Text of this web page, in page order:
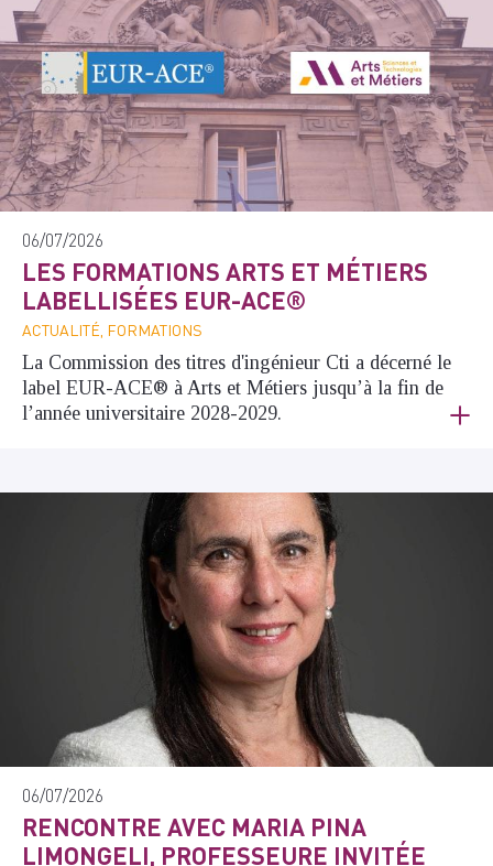
06/07/2026
LES FORMATIONS ARTS ET MÉTIERS
LABELLISÉES EUR-ACE®
ACTUALITÉ, FORMATIONS
La Commission des titres d'ingénieur Cti a décerné le
label EUR-ACE® à Arts et Métiers jusqu’à la fin de
l’année universitaire 2028-2029.
06/07/2026
RENCONTRE AVEC MARIA PINA
LIMONGELI, PROFESSEURE INVITÉE